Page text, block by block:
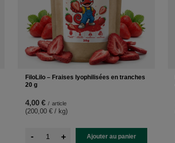
FiloLilo – Fraises lyophilisées en tranches
20 g
4,00 € / article
(200,00 € / kg)
- + Ajouter au panier